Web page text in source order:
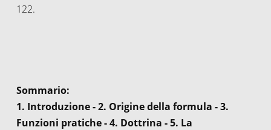
122.
Sommario:
1. Introduzione - 2. Origine della formula - 3.
Funzioni pratiche - 4. Dottrina - 5. La